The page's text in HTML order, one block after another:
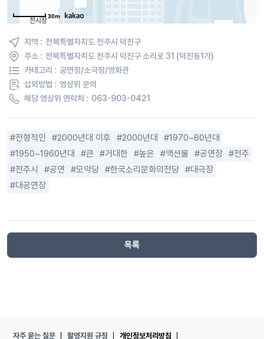
30m
지역 : 전북특별자치도 전주시 덕진구
주소 : 전북특별자치도 전주시 덕진구 소리로 31 (덕진동1가)
카테고리 : 공연장/소극장/영화관
섭외방법 : 영상위 문의
해당 영상위 연락처 : 063-903-0421
전형적인 2000년대 이후 2000년대
1970~80년대
1950~1960년대
큰 거대한 높은 액션물 공연장
전주
전주시
공연 모악당 한국소리문화의전당
대극장
대공연장
목록
자주 묻는 질문 촬영지원 규정 개인정보처리방침